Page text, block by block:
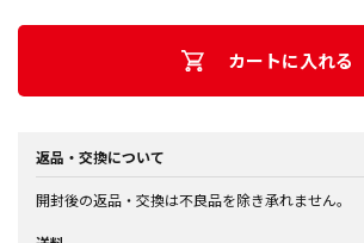
カートに入れる
返品・交換について
開封後の返品・交換は不良品を除き承れません。